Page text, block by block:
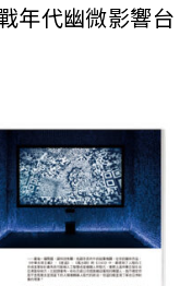
年代幽微影響台